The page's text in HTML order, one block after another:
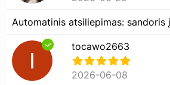
Automatinis atsiliepimas: sandoris
tocawo2663
2026-06-08